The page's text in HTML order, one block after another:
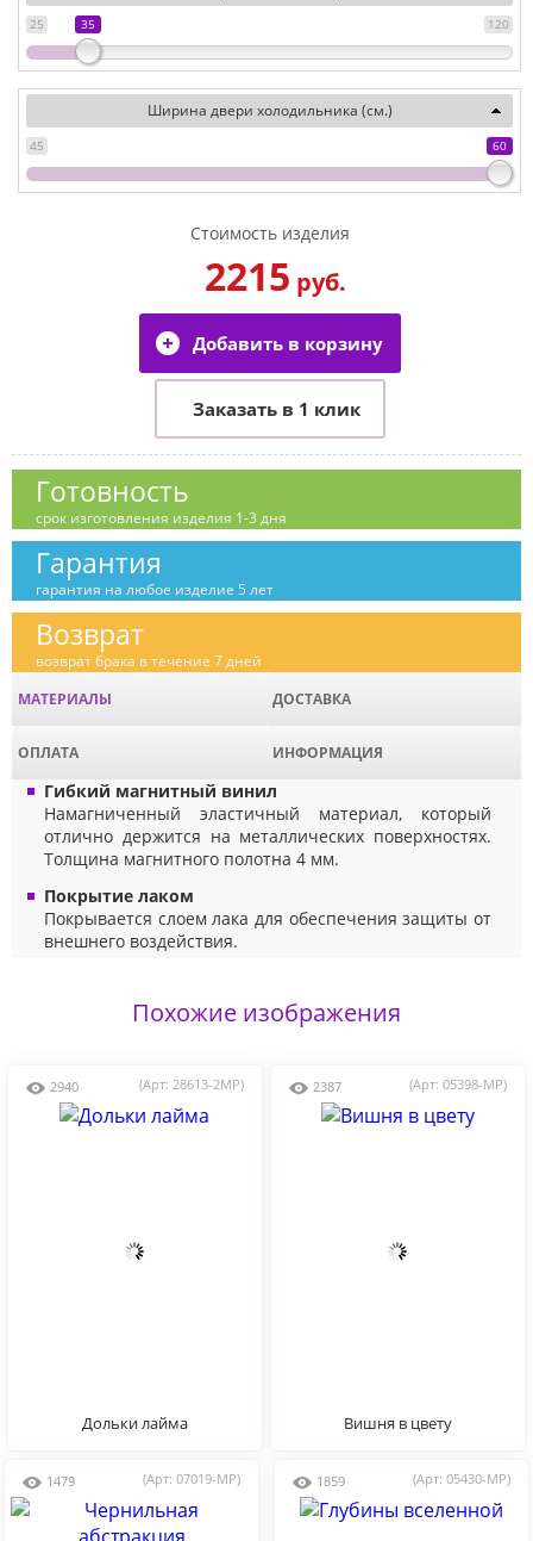
25 120
35
Ширина двери холодильника (см.)
45 60
Стоимость изделия
2215 руб.
Готовность
срок изготовления изделия 1-3 дня
Гарантия
гарантия на любое изделие 5 лет
Возврат
возврат брака в течение 7 дней
МАТЕРИАЛЫ
ДОСТАВКА
ОПЛАТА ИНФОРМАЦИЯ
Гибкий магнитный винил
Намагниченный эластичный материал, который
отлично держится на металлических поверхностях.
Толщина магнитного полотна 4 мм.
Покрытие лаком
Покрывается слоем лака для обеспечения защиты от
внешнего воздействия.
Похожие изображения
2940 (Арт: 28613-2MP)
Дольки лайма
2387 (Арт: 05398-MP)
Вишня в цвету
1479 (Арт: 07019-MP) 1859 (Арт: 05430-MP)